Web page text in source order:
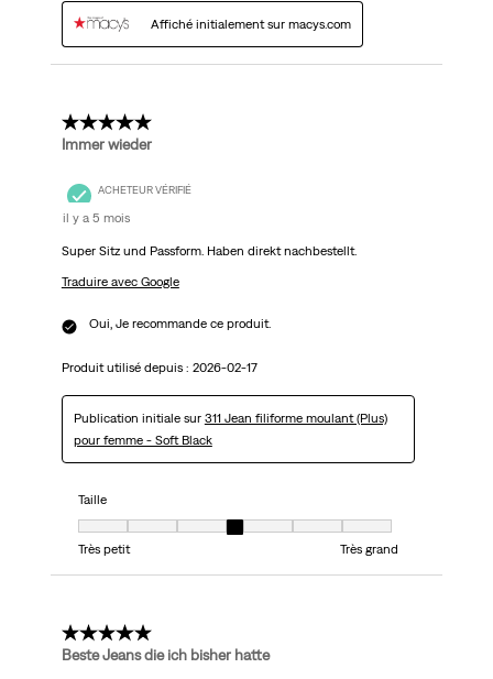
Affiché initialement sur macys.com
5 étoile(s) sur 5.
Immer wieder
ACHETEUR VÉRIFIÉ
il y a 5 mois
Super Sitz und Passform. Haben direkt nachbestellt.
Traduire avec Google
Oui, Je recommande ce produit.
Produit utilisé depuis : 2026-02-17
Publication initiale sur 311 Jean filiforme moulant (Plus)
pour femme - Soft Black
Taille
Taille, 4 sur 7, où 1 est égal à Très petit et 7 est égal à Très grand
Très petit
Très grand
5 étoile(s) sur 5.
Beste Jeans die ich bisher hatte